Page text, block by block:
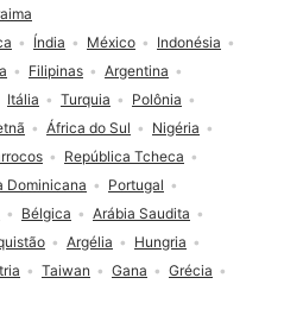
Índia México
Indonésia
Filipinas
Argentina
Itália Turquia
Polônia
África do Sul
Nigéria
República Tcheca
Dominicana
Portugal
Bélgica
Arábia Saudita
Argélia
Hungria
Taiwan Gana
Grécia